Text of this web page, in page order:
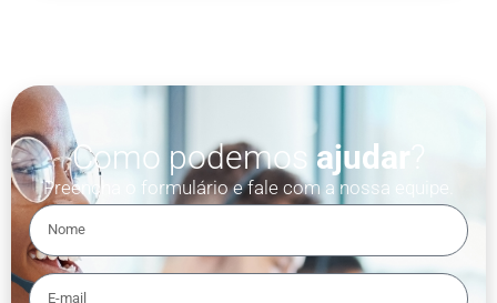
Como podemos ajudar
Preencha o formulário e fale com a nossa equipe.